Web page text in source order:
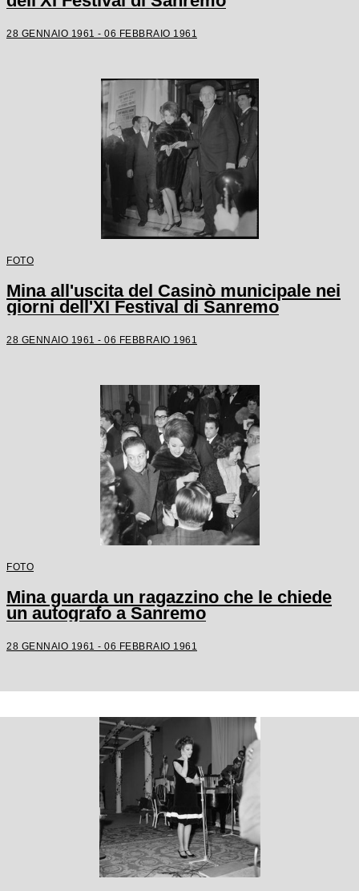
28 GENNAIO 1961 - 06 FEBBRAIO 1961
FOTO
Mina all'uscita del Casinò municipale nei
giorni dell'XI Festival di Sanremo
28 GENNAIO 1961 - 06 FEBBRAIO 1961
FOTO
Mina guarda un ragazzino che le chiede
un autografo a Sanremo
28 GENNAIO 1961 - 06 FEBBRAIO 1961